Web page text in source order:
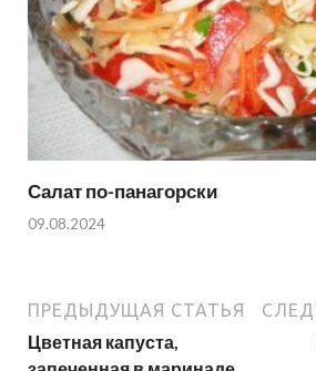
Салат по-панагорски
09.08.2024
ПРЕДЫДУЩАЯ СТАТЬЯ
Цветная капуста,